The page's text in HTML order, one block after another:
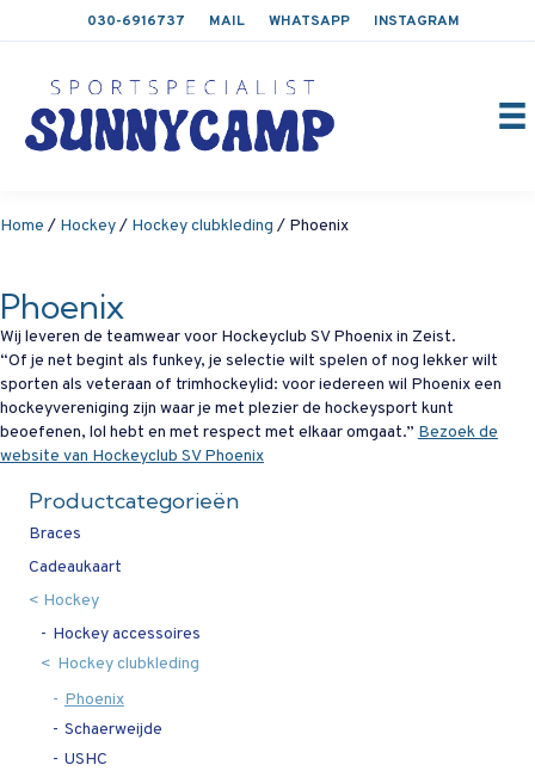
030-6916737 MAIL WHATSAPP INSTAGRAM
Home / Hockey/ Hockey clubkleding / Phoenix
Phoenix
Wij leveren de teamwear voor Hockeyclub SV Phoenix in Zeist.
“Of je net begint als funkey, je selectie wilt spelen of nog lekker wilt
sporten als veteraan of trimhockeylid: voor iedereen wil Phoenix een
hockeyvereniging zijn waar je met plezier de hockeysport kunt
beoefenen, lol hebt en met respect met elkaar omgaat.” Bezoek de
website van Hockeyclub SV Phoenix
Productcategorieën
Braces
Cadeaukaart
Hockey
Hockey accessoires
Hockey clubkleding
Phoenix
Schaerweijde
USHC